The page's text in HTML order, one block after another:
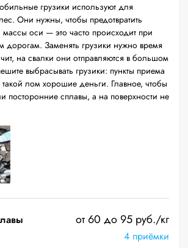
грузики используют для
Они нужны, чтобы предотвратить
оси — это часто происходит при
дорогам. Заменять грузики нужно время
на свалки они отправляются в большом
выбрасывать грузики: пункты приема
такой лом хорошие деньги. Главное, чтобы
посторонние сплавы, а на поверхности не
от 60 до 95 руб./кг
4 приёмки